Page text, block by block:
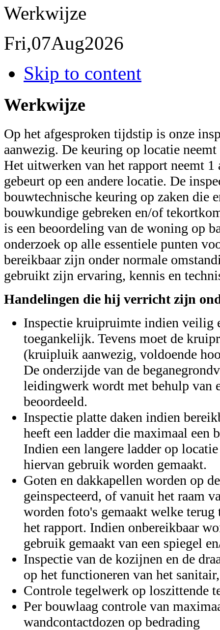
Werkwijze
Fri,07Aug2026
Skip to content
Werkwijze
Op het afgesproken tijdstip is onze
aanwezig. De keuring op locatie
Het uitwerken van het rapport neemt 1
gebeurt op een andere locatie. De
bouwtechnische keuring op zaken die
bouwkundige gebreken en/of
is een beoordeling van de woning op
onderzoek op alle essentiele punten
bereikbaar zijn onder normale
gebruikt zijn ervaring, kennis en
Handelingen die hij verricht zijn
Inspectie kruipruimte indien veilig
toegankelijk. Tevens moet de
(kruipluik aanwezig, voldoende
De onderzijde van de
leidingwerk wordt met behulp van
beoordeeld.
Inspectie platte daken indien
heeft een ladder die maximaal een
Indien een langere ladder op
hiervan gebruik worden gemaakt.
Goten en dakkapellen worden op
geinspecteerd, of vanuit het raam
worden foto's gemaakt welke
het rapport. Indien onbereikbaar
gebruik gemaakt van een spiegel
Inspectie van de kozijnen en de
op het functioneren van het
Controle tegelwerk op loszittende
Per bouwlaag controle van
wandcontactdozen op bedrading